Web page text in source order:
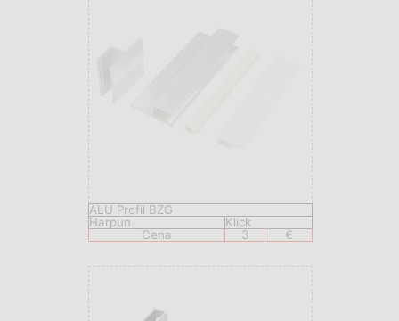
ALU Profil BZG
Harpun
Klick
Cena
3 €